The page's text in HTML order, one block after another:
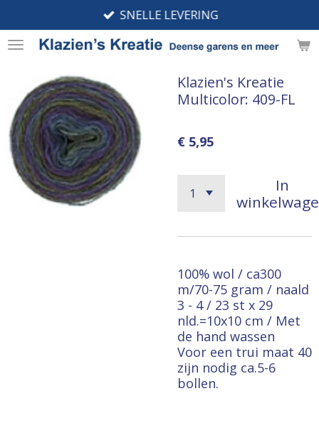
direct
naar
hoofdinhoud
SNELLE LEVERING
Klazien's Kreatie
Multicolor: 409-FL
€ 5,95
In
100% wol / ca300
m/70-75 gram / naald
3 - 4 / 23 st x 29
nld.=10x10 cm / Met
de hand wassen
Voor een trui maat 40
zijn nodig ca.5-6
bollen.